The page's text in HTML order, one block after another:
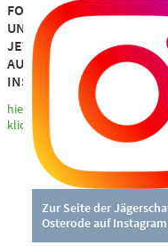
Zur Seite der
Osterode auf Instagram
FOLGT
UND
JETZT
AUF
INSTAGRAM
hier
klicken